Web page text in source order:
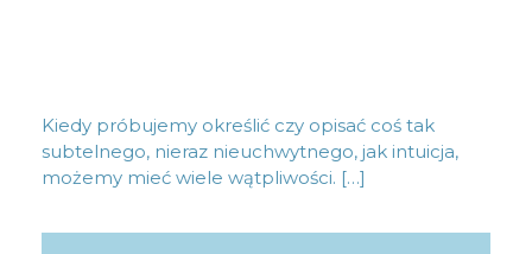
Kiedy próbujemy określić czy opisać coś tak
subtelnego, nieraz nieuchwytnego, jak intuicja,
możemy mieć wiele wątpliwości. […]